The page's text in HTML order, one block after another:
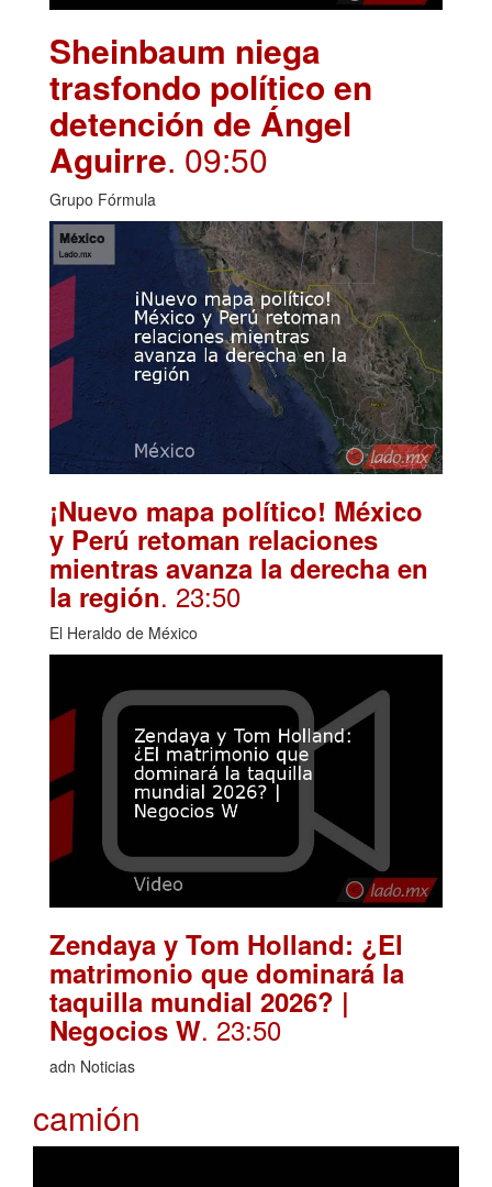
Sheinbaum niega
trasfondo político en
detención de Ángel
Aguirre. 09:50
Grupo Fórmula
¡Nuevo mapa político! México
y Perú retoman relaciones
mientras avanza la derecha en
la región. 23:50
El Heraldo de México
Zendaya y Tom Holland: ¿El
matrimonio que dominará la
taquilla mundial 2026? |
Negocios W. 23:50
adn Noticias
camión